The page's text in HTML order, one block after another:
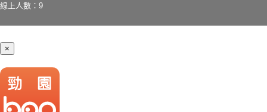
線上人數：9
×